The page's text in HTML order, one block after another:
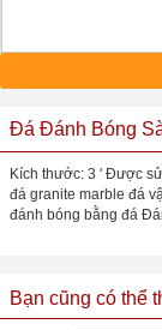
Đá Đánh Bóng
Kích thước: 3 ' Được
đá granite marble đá
đánh bóng bằng đá
Bạn cũng có thể